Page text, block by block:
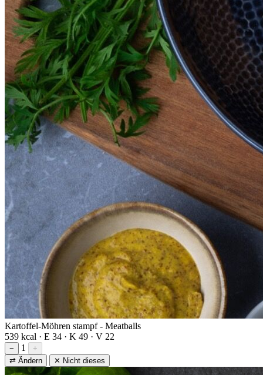
Kartoffel-Möhren stampf - Meatballs
539 kcal · E 34 · K 49 · V 22
− 1
+
⇄ Ändern
✕ Nicht dieses